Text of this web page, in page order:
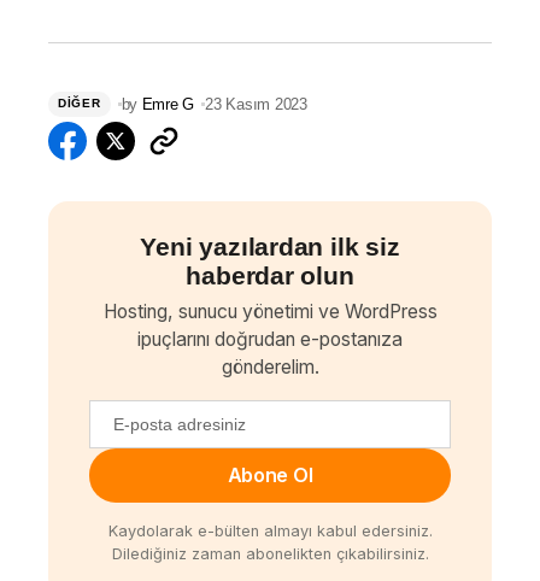
DIĞER by Emre G 23 Kasım 2023
Yeni yazılardan ilk siz
haberdar olun
Hosting, sunucu yönetimi ve WordPress
ipuçlarını doğrudan e-postanıza
gönderelim.
Abone Ol
Kaydolarak e-bülten almayı kabul edersiniz.
Dilediğiniz zaman abonelikten çıkabilirsiniz.